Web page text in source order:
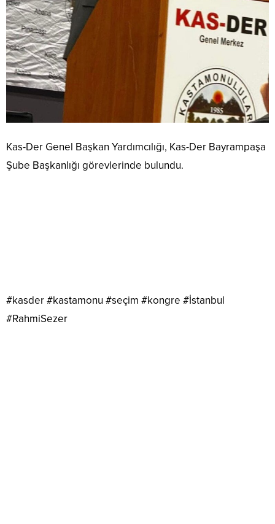
Kas-Der Genel Başkan Yardımcılığı, Kas-Der Bayrampaşa
Şube Başkanlığı görevlerinde bulundu.
#kasder #kastamonu #seçim #kongre #İstanbul
#RahmiSezer